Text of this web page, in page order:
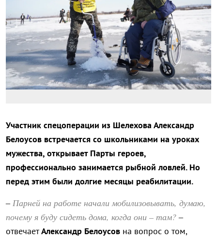
Участник спецоперации из Шелехова Александр
Белоусов встречается со школьниками на уроках
мужества, открывает Парты героев,
профессионально занимается рыбной ловлей. Но
перед этим были долгие месяцы реабилитации.
–Парней на работе начали мобилизовывать, думаю,
почему я буду сидеть дома, когда они – там?–
отвечаетАлександр Белоусов на вопрос о том,